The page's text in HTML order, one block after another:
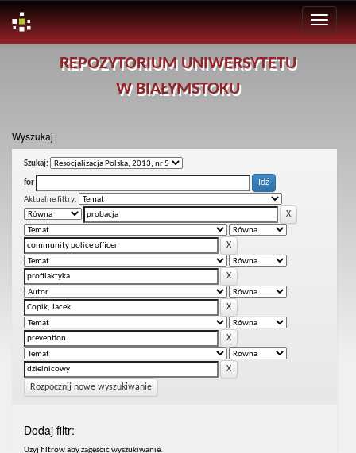
REPOZYTORIUM UNIWERSYTETU
W BIAŁYMSTOKU
Wyszukaj
Szukaj:
for
Aktualne filtry:
Rozpocznij nowe wyszukiwanie
Dodaj filtr:
Uzyj filtrów aby zagęścić wyszukiwanie.